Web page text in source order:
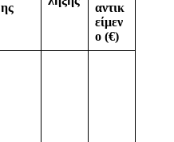
ης
αντικ
είμεν
ο (€)